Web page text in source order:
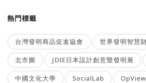
熱門標籤
台灣發明商品促進協會 世界發明智慧
北市圖 JDIE日本設計創意暨發明展
中國文化大學 SocialLab OpView